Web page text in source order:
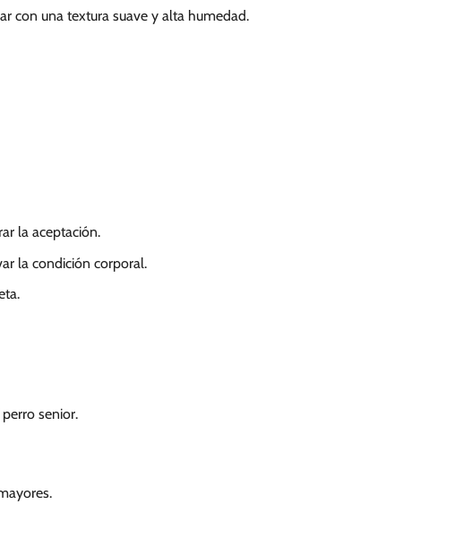
con una textura suave y alta humedad.
la aceptación.
la condición corporal.
senior.